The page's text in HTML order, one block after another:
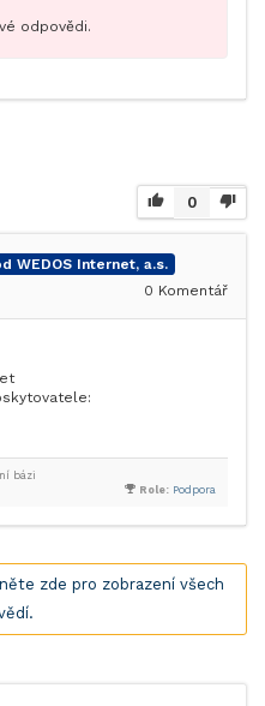
odpovědi.
0
WEDOS Internet, a.s.
0 Komentář
Role: Podpora
bázi
zde pro zobrazení všech